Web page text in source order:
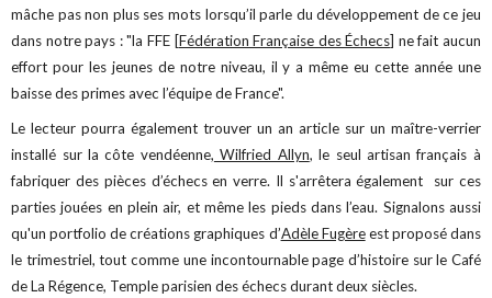
mâche pas non plus ses mots lorsqu’il parle du développement de ce jeu
dans notre pays : "la FFE [Fédération Française des Échecs] ne fait aucun
effort pour les jeunes de notre niveau, il y a même eu cette année une
baisse des primes avec l’équipe de France".
Le lecteur pourra également trouver un an article sur un maître-verrier
installé sur la côte vendéenne, Wilfried Allyn, le seul artisan français à
fabriquer des pièces d’échecs en verre. Il s'arrêtera également sur ces
parties jouées en plein air, et même les pieds dans l’eau. Signalons aussi
qu'un portfolio de créations graphiques d’Adèle Fugèreest proposé dans
le trimestriel, tout comme une incontournable page d’histoire sur le Café
de La Régence, Temple parisien des échecs durant deux siècles.